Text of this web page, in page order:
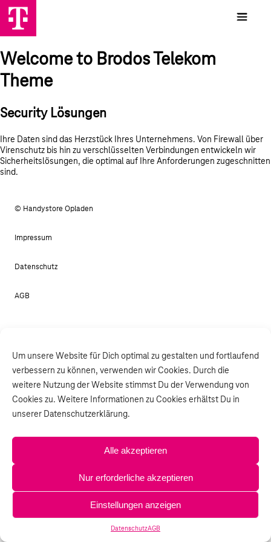
Um unsere Website für Dich optimal zu gestalten und fortlaufend
verbessern zu können, verwenden wir Cookies. Durch die
weitere Nutzung der Website stimmst Du der Verwendung von
Cookies zu. Weitere Informationen zu Cookies erhältst Du in
unserer Datenschutzerklärung.
Alle akzeptieren
Nur erforderliche akzeptieren
Einstellungen anzeigen
DatenschutzAGB
Welcome to Brodos Telekom
Theme
Security Lösungen
Ihre Daten sind das Herzstück Ihres Unternehmens. Von Firewall über
Virenschutz bis hin zu verschlüsselten Verbindungen entwickeln wir
Sicherheitslösungen, die optimal auf Ihre Anforderungen zugeschnitten
sind.
© Handystore Opladen
Impressum
Datenschutz
AGB